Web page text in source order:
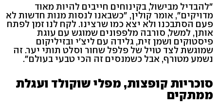
"להבדיל מבישול, בקינוחים חייבים להיות מאוד
מדויקים", אומר קולין, "כשבאנו לנסות מנות חדשות לא
פעם הסתבכנו ולא יצא כמו שרצינו. לקח לנו זמן לפתח
אותן, למשל, סורבה מלפפונים שמוגש עם עוגת
פיסטוקים ושמן זית, גלידה עם ליצ'י ובזיליקום
שמוגשת לצד טויל של פלפל שחור וסלט תותי יער. זה
נשמע מטורף, אבל כשמנסים זה הכי טבעי בעולם".
סוכריות קופצות, מפלי שוקולד ועגלת
ממתקים